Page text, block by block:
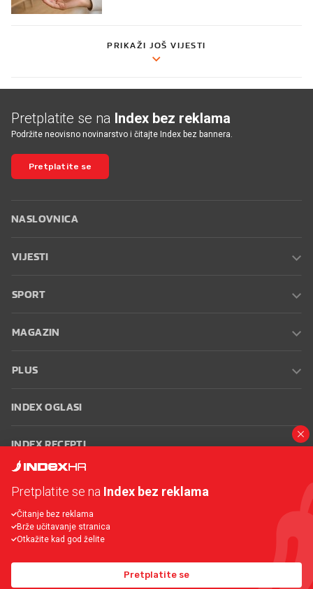
PRIKAŽI JOŠ VIJESTI
Pretplatite se na Index bez reklama
Podržite neovisno novinarstvo i čitajte Index bez bannera.
Pretplatite se
NASLOVNICA
VIJESTI
SPORT
MAGAZIN
PLUS
INDEX OGLASI
INDEX RECEPTI
Oglašavanje Zaposli se na Indexu
korištenja
Postavke kolačića
Pretplatite se na Index bez reklama
Čitanje bez reklama
Brže učitavanje stranica
Otkažite kad god želite
Pretplatite se